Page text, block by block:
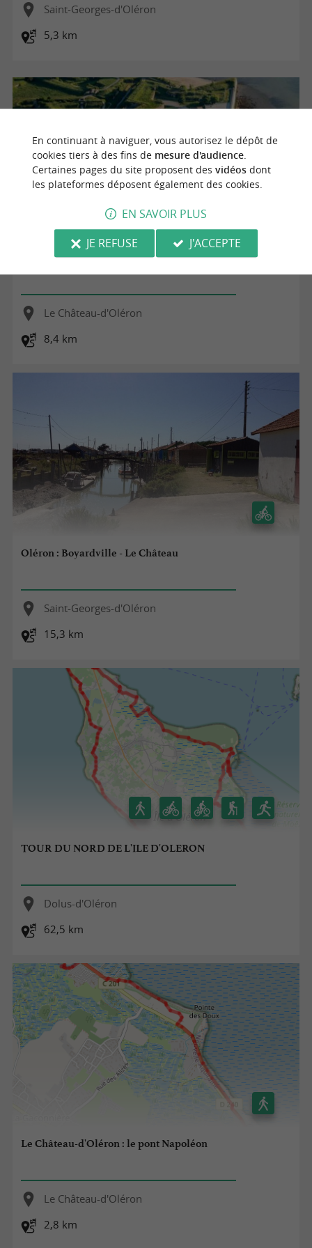
Saint-Georges-d'Oléron
5,3 km
Estran et Citadelle du Chateau d'Oleron
Le Château-d'Oléron
8,4 km
Oléron : Boyardville - Le Château
Saint-Georges-d'Oléron
15,3 km
TOUR DU NORD DE L'ILE D'OLERON
Dolus-d'Oléron
62,5 km
Le Château-d'Oléron : le pont Napoléon
Le Château-d'Oléron
2,8 km
En continuant à naviguer, vous autorisez le dépôt de
cookies tiers à des fins de mesure d'audience.
Certaines pages du site proposent des vidéosdont
les plateformes déposent également des cookies.
EN SAVOIR PLUS
JE REFUSE
J'ACCEPTE